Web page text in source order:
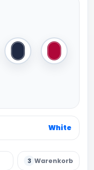
Navy Red
White
3 Warenkorb